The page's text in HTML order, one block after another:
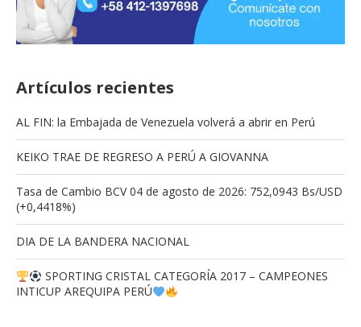
Artículos recientes
AL FIN: la Embajada de Venezuela volverá a abrir en Perú
KEIKO TRAE DE REGRESO A PERÚ A GIOVANNA
Tasa de Cambio BCV 04 de agosto de 2026: 752,0943 Bs/USD
(+0,4418%)
DIA DE LA BANDERA NACIONAL
SPORTING CRISTAL CATEGORÍA 2017 – CAMPEONES
INTICUP AREQUIPA PERÚ